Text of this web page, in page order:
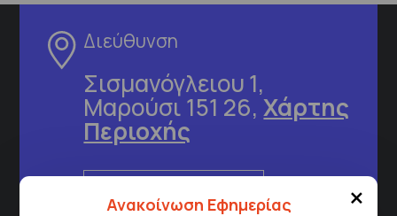
×
Ανακοίνωση Εφημερίας
Διεύθυνση
Σισμανόγλειου 1,
Μαρούσι 151 26,Χάρτης
Περιοχής